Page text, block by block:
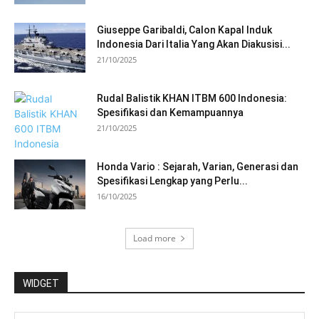
Giuseppe Garibaldi, Calon Kapal Induk
Indonesia Dari Italia Yang Akan Diakusisi...
21/10/2025
Rudal Balistik KHAN ITBM 600 Indonesia:
Spesifikasi dan Kemampuannya
21/10/2025
Honda Vario : Sejarah, Varian, Generasi dan
Spesifikasi Lengkap yang Perlu...
16/10/2025
Load more
WIDGET